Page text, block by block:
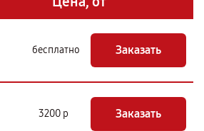
бесплатно Заказать
3200 р Заказать